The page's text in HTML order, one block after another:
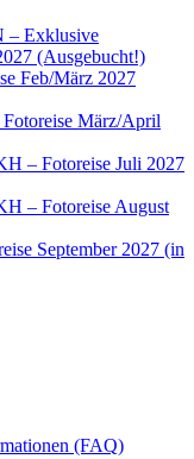
– Exklusive
(Ausgebucht!)
Feb/März 2027
März/April
– Fotoreise Juli 2027
– Fotoreise August
September 2027 (in
(FAQ)